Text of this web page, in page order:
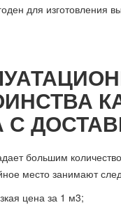
для изготовления
С
большим
место занимают
цена за 1 м3;